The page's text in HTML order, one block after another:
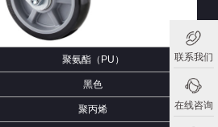
联系我们
在线咨询
聚氨酯（PU）
黑色
聚丙烯